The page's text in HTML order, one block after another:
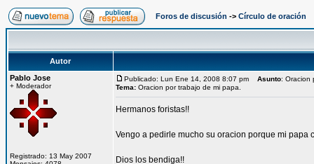
Foros de discusión -> Círculo de oración
Autor
Pablo Jose
+ Moderador
Registrado: 13 May 2007
Publicado: Lun Ene 14, 2008 8:07 pm Asunto: Oracion
Tema: Oracion por trabajo de mi papa.
Hermanos foristas!!
Vengo a pedirle mucho su oracion porque mi
Dios los bendiga!!